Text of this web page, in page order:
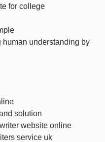
for college
human understanding by
solution
website online
service uk